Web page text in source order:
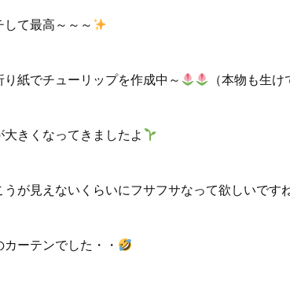
て最高～～～
り紙でチューリップを作成中～ （本物も生け
きくなってきましたよ
うが見えないくらいにフサフサなって欲しいです
ーテンでした・・